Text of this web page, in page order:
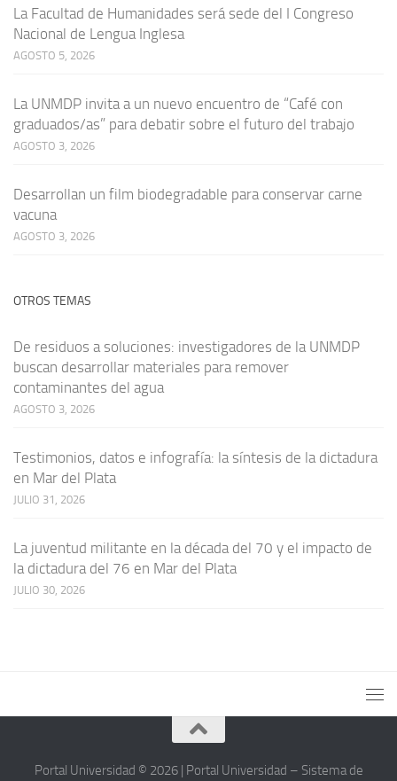
La Facultad de Humanidades será sede del I Congreso
Nacional de Lengua Inglesa
AGOSTO 5, 2026
La UNMDP invita a un nuevo encuentro de “Café con
graduados/as” para debatir sobre el futuro del trabajo
AGOSTO 3, 2026
Desarrollan un film biodegradable para conservar carne
vacuna
AGOSTO 3, 2026
OTROS TEMAS
De residuos a soluciones: investigadores de la UNMDP
buscan desarrollar materiales para remover
contaminantes del agua
AGOSTO 3, 2026
Testimonios, datos e infografía: la síntesis de la dictadura
en Mar del Plata
JULIO 31, 2026
La juventud militante en la década del 70 y el impacto de
la dictadura del 76 en Mar del Plata
JULIO 30, 2026
Portal Universidad © 2026 | Portal Universidad – Sistema de